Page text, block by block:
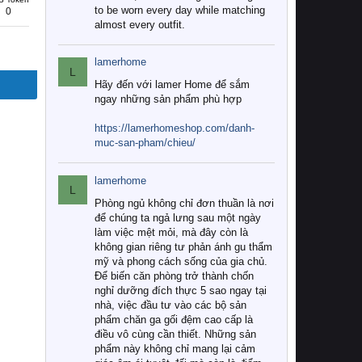
0
to be worn every day while matching
almost every outfit.
L
lamerhome
Hãy đến với lamer Home để sắm
ngay những sản phẩm phù hợp
https://lamerhomeshop.com/danh-
muc-san-pham/chieu/
L
lamerhome
Phòng ngủ không chỉ đơn thuần là nơi
để chúng ta ngả lưng sau một ngày
làm việc mệt mỏi, mà đây còn là
không gian riêng tư phản ánh gu thẩm
mỹ và phong cách sống của gia chủ.
Để biến căn phòng trở thành chốn
nghỉ dưỡng đích thực 5 sao ngay tại
nhà, việc đầu tư vào các bộ sản
phẩm chăn ga gối đệm cao cấp là
điều vô cùng cần thiết. Những sản
phẩm này không chỉ mang lại cảm